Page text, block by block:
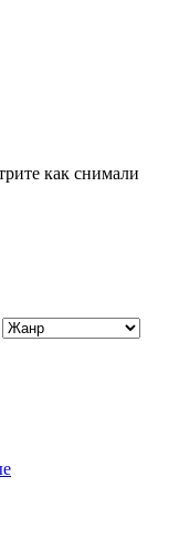
как снимали